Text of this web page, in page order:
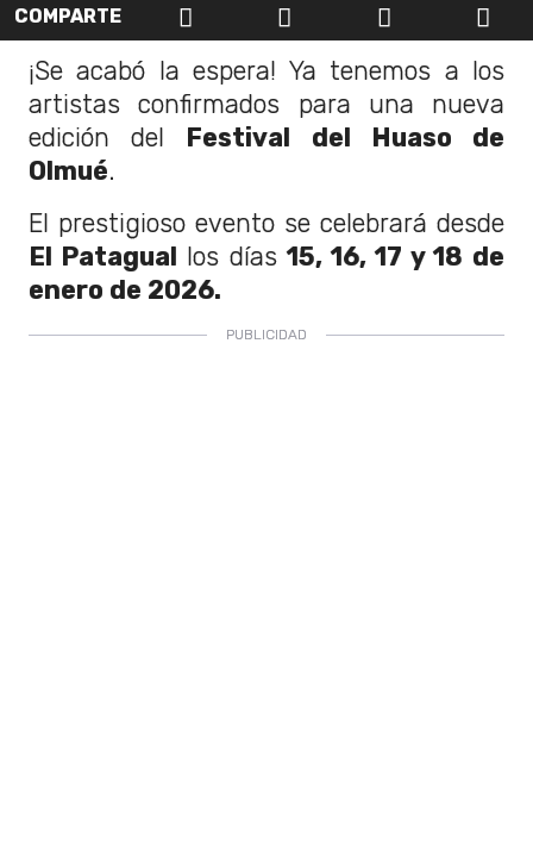
COMPARTE
¡Se acabó la espera! Ya tenemos a los
artistas confirmados para una nueva
edición del Festival del Huaso de
Olmué.
El prestigioso evento se celebrará desde
El Patagual los días15, 16, 17 y 18 de
enero de 2026.